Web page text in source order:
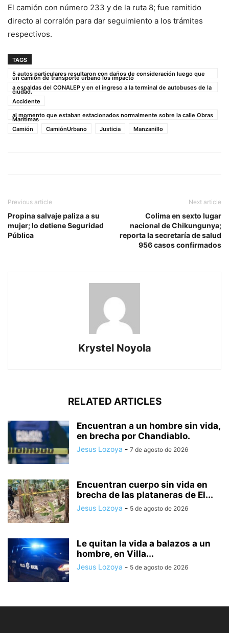
El camión con número 233 y de la ruta 8; fue remitido
directo al corralón para dar seguimiento a los trámites
respectivos.
TAGS
5 autos particulares resultaron con daños de consideración luego que
un camión de transporte urbano los impactó
a espaldas del CONALEP y en el ingreso a la terminal de autobuses de la
ciudad.
Accidente
al momento que estaban estacionados normalmente sobre la calle Obras
Marítimas
Camión
CamiónUrbano Justicia Manzanillo
Previous article
Propina salvaje paliza a su
mujer; lo detiene Seguridad
Pública
Next article
Colima en sexto lugar
nacional de Chikungunya;
reporta la secretaría de salud
956 casos confirmados
Krystel Noyola
RELATED ARTICLES
Encuentran a un hombre sin vida,
en brecha por Chandiablo.
Jesus Lozoya - 7 de agosto de 2026
Encuentran cuerpo sin vida en
brecha de las plataneras de El...
Jesus Lozoya - 5 de agosto de 2026
Le quitan la vida a balazos a un
hombre, en Villa...
Jesus Lozoya - 5 de agosto de 2026